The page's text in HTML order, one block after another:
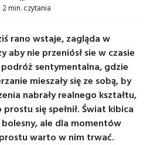
2 min. czytania
rano wstaje, zagląda w
aby nie przeniósł sie w czasie
sentymentalna, gdzie
mieszały się ze sobą, by
nabrały realnego kształtu,
się spełnił. Świat kibica
ale dla momentów
warto w nim trwać.